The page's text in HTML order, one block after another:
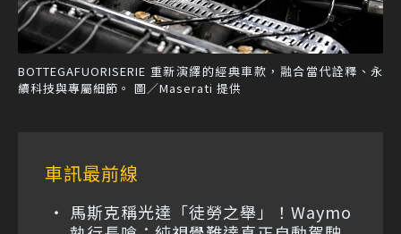
BOTTEGAFUORISERIE 重新演繹的經典車款，融合當代詮釋、永
續科技與專屬細節。 圖／Maserati 提供
車訊最前線
馬斯克稱光達「徒勞之舉」！Waymo